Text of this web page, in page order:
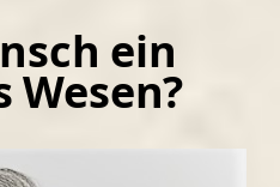
ein
Wesen?